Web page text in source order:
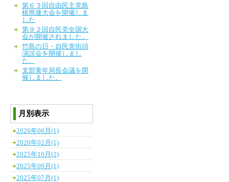
第６３回自由民主党島
根県連大会を開催しま
した
第９２回自民党全国大
会が開催されました。
竹島の日・自民党街頭
演説会を開催しまし
た。
支部青年局長会議を開
催しました。
月別表示
2026年06月(1)
2026年02月(1)
2025年10月(2)
2025年09月(1)
2025年07月(1)